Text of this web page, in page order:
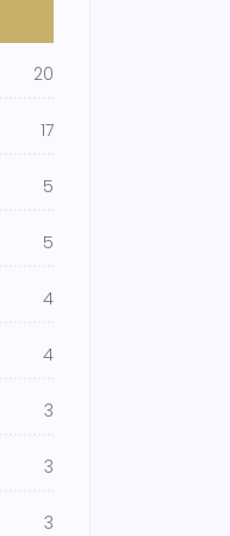
20
17
5
5
4
4
3
3
3